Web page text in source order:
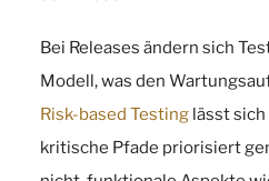
Bei Releases ändern sich
Modell, was den
Risk-based Testing lässt
kritische Pfade priorisiert